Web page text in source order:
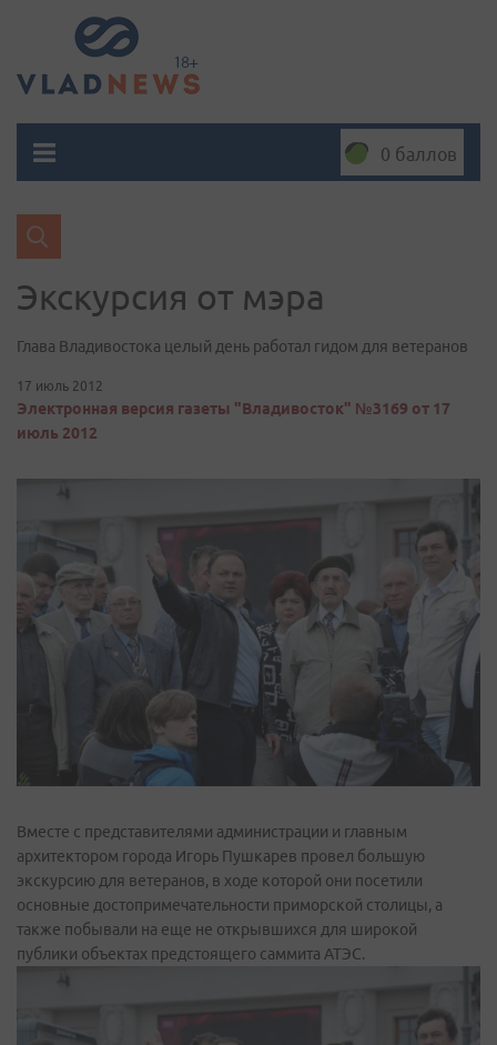
0 баллов
Экскурсия от мэра
Глава Владивостока целый день работал гидом для ветеранов
17 июль 2012
Электронная версия газеты "Владивосток" №3169 от 17
июль 2012
Вместе с представителями администрации и главным
архитектором города Игорь Пушкарев провел большую
экскурсию для ветеранов, в ходе которой они посетили
основные достопримечательности приморской столицы, а
также побывали на еще не открывшихся для широкой
публики объектах предстоящего саммита АТЭС.